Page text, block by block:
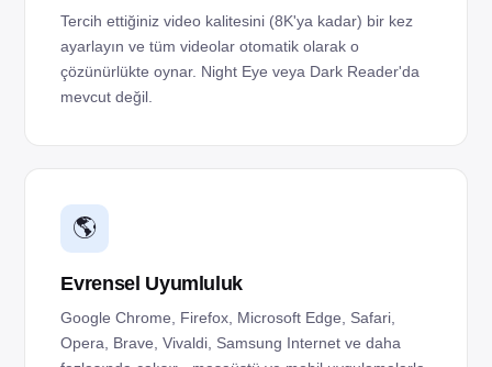
Tercih ettiğiniz video kalitesini (8K'ya kadar) bir kez
ayarlayın ve tüm videolar otomatik olarak o
çözünürlükte oynar. Night Eye veya Dark Reader'da
mevcut değil.
🌎
Evrensel Uyumluluk
Google Chrome, Firefox, Microsoft Edge, Safari,
Opera, Brave, Vivaldi, Samsung Internet ve daha